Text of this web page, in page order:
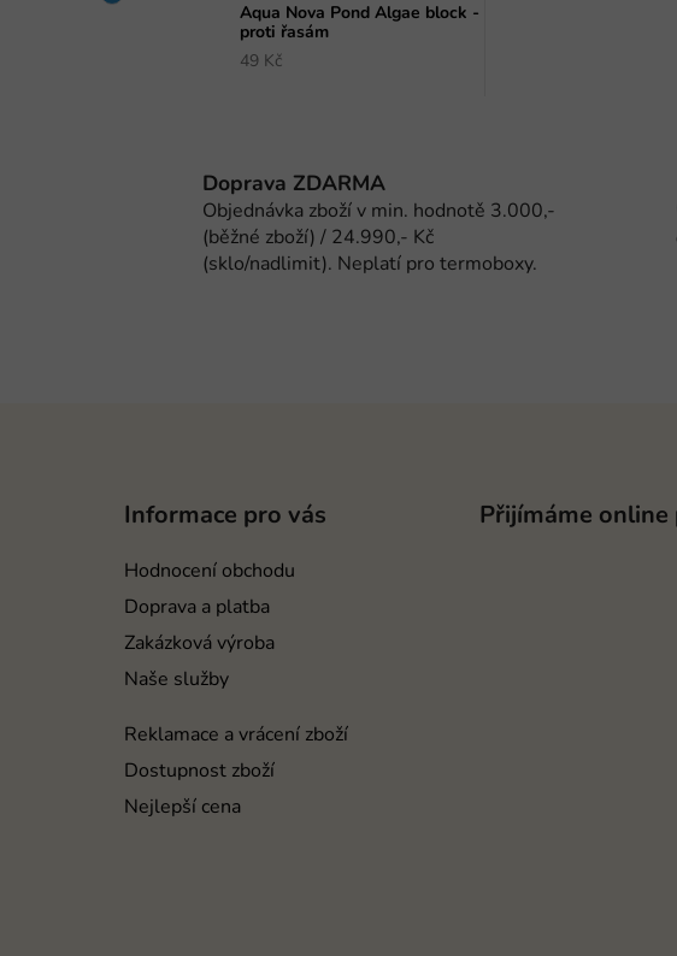
Aqua Nova Pond Algae block -
proti řasám
49 Kč
Doprava ZDARMA
Objednávka zboží v min. hodnotě 3.000,-
(běžné zboží) / 24.990,- Kč
(sklo/nadlimit). Neplatí pro termoboxy.
Informace pro vás
Hodnocení obchodu
Doprava a platba
Zakázková výroba
Naše služby
Reklamace a vrácení zboží
Dostupnost zboží
Nejlepší cena
Přijímáme